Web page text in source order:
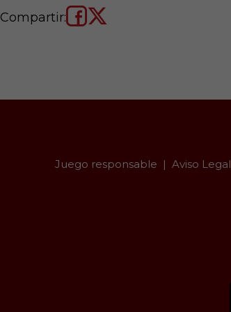
Compartir:
Juego responsable Aviso Legal